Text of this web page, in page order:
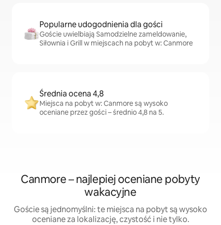
Popularne udogodnienia dla gości
Goście uwielbiają Samodzielne zameldowanie,
Siłownia i Grill w miejscach na pobyt w: Canmore
Średnia ocena 4,8
Miejsca na pobyt w: Canmore są wysoko
oceniane przez gości – średnio 4,8 na 5.
Canmore – najlepiej oceniane pobyty
wakacyjne
Goście są jednomyślni: te miejsca na pobyt są wysoko
oceniane za lokalizację, czystość i nie tylko.